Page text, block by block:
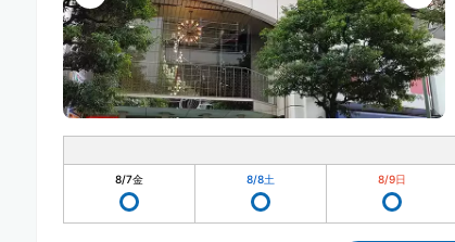
8/7金 8/8土 8/9日